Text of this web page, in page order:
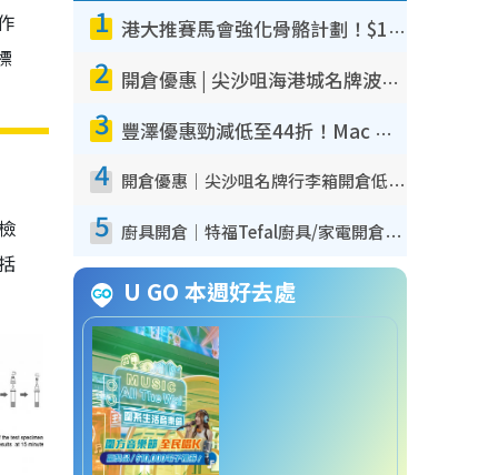
1 港大推賽馬會強化骨骼計劃！$100骨質密度X光檢查 完成免費運動訓練送超市禮券！附參加資格
2 開倉優惠 | 尖沙咀海港城名牌波鞋開倉低至1折！On鞋$899起／Joy&Peace鞋履$98起
3 豐澤優惠勁減低至44折！Mac mini/iPhone17Pro大減價！廚房家電$220起
4 開倉優惠｜尖沙咀名牌行李箱開倉低至4折！一連5日 American Tourister/ace./Hallmark $200起！
5 廚具開倉｜特福Tefal廚具/家電開倉低至3折！$220起買平底鍋/炒鑊/湯煲！電飯煲/吸塵機/燙斗$418起
U GO 本週好去處